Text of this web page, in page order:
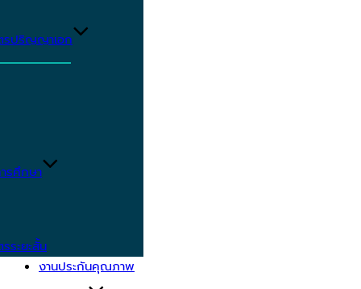
รปริญญาเอก
รศึกษา
ระยะสั้น
งานประกันคุณภาพ